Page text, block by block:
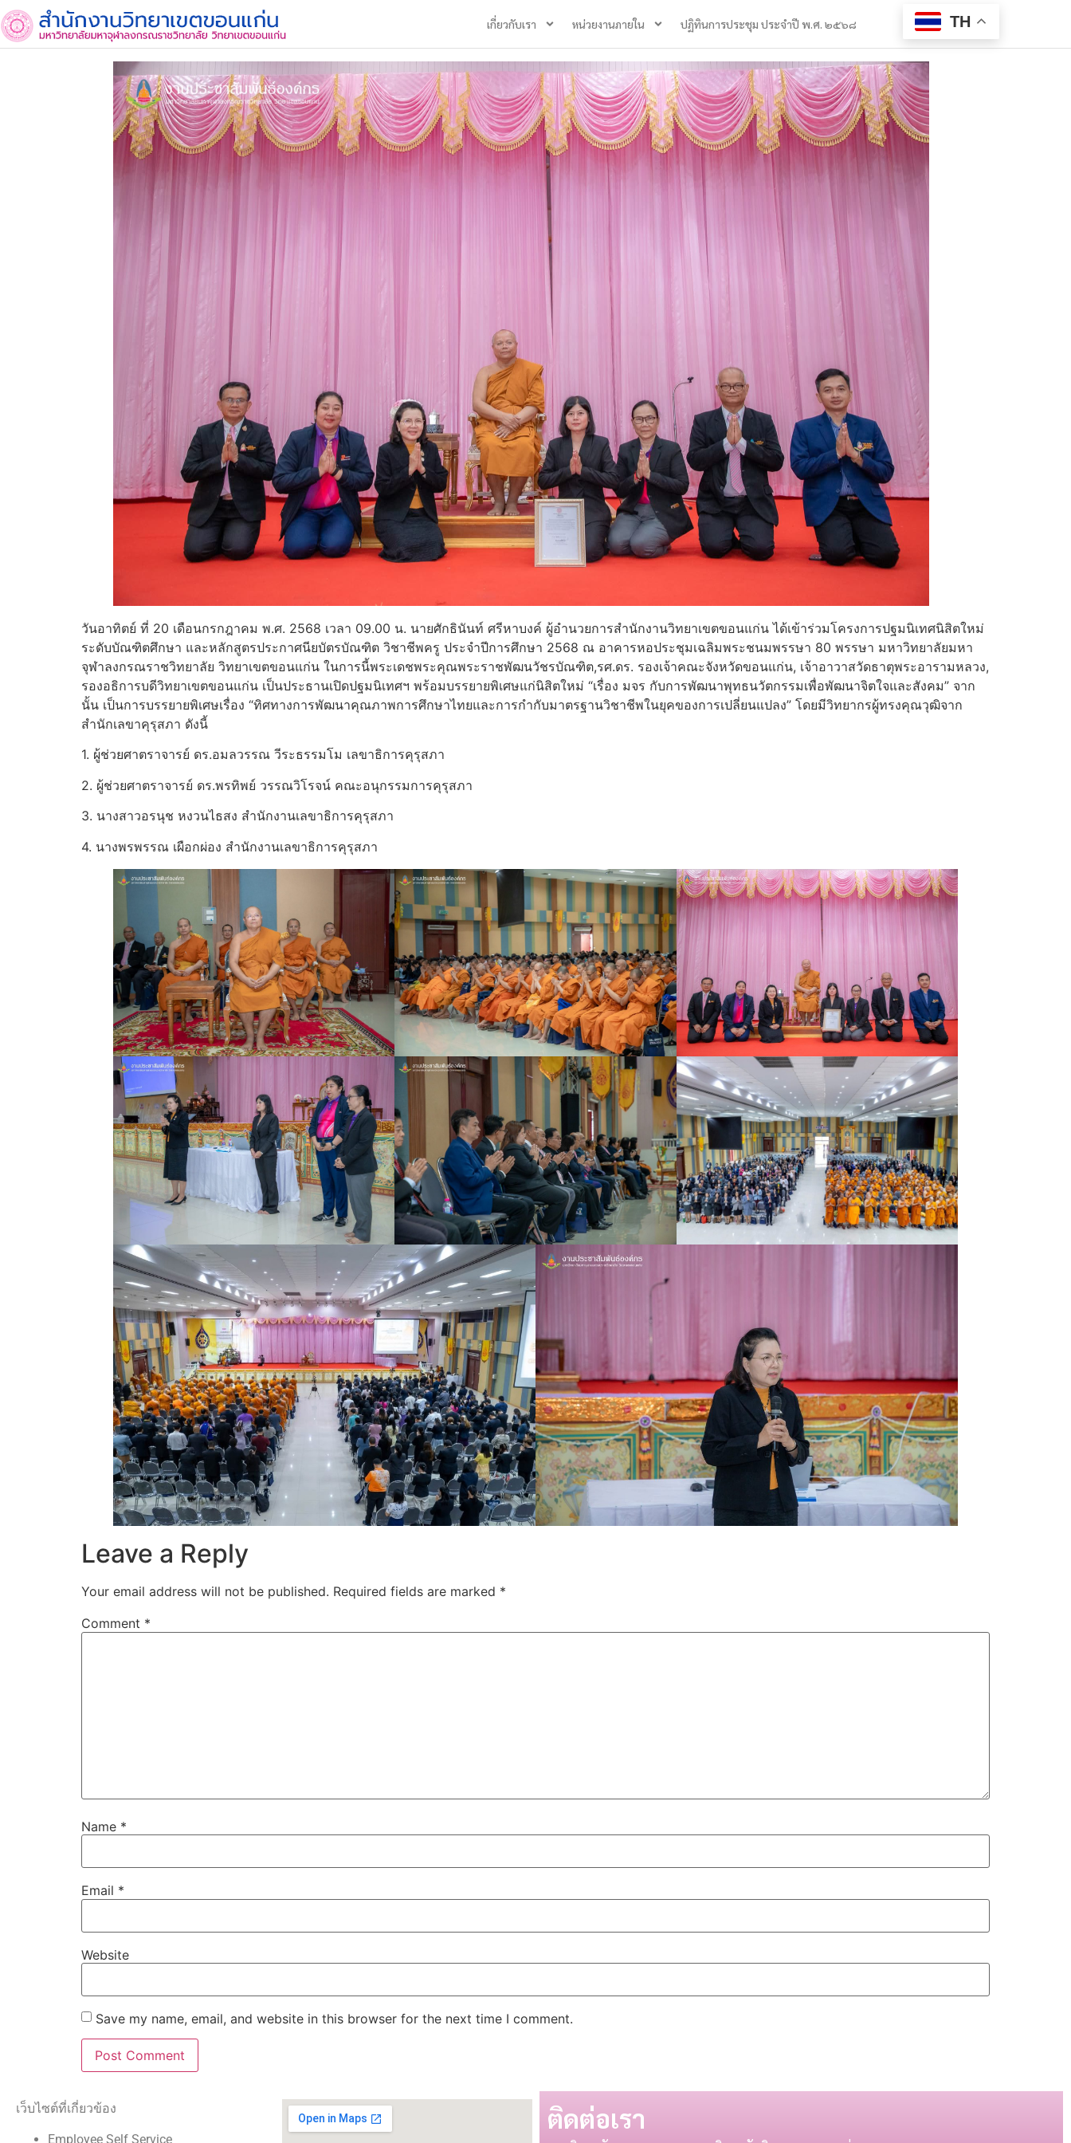
เกี่ยวกับเรา หน่วยงานภายใน ปฏิทินการประชุม ประจำปี พ.ศ. ๒๕๖๘ TH
วันอาทิตย์ ที่ 20 เดือนกรกฎาคม พ.ศ. 2568 เวลา 09.00 น. นายศักธินันท์ ศรีหาบงค์ ผู้อำนวยการสำนักงานวิทยาเขตขอนแก่น ได้เข้าร่วมโครงการปฐมนิเทศนิสิตใหม่
ระดับบัณฑิตศึกษา และหลักสูตรประกาศนียบัตรบัณฑิต วิชาชีพครู ประจำปีการศึกษา 2568 ณ อาคารหอประชุมเฉลิมพระชนมพรรษา 80 พรรษา มหาวิทยาลัยมหา
จุฬาลงกรณราชวิทยาลัย วิทยาเขตขอนแก่น ในการนี้พระเดชพระคุณพระราชพัฒนวัชรบัณฑิต,รศ.ดร. รองเจ้าคณะจังหวัดขอนแก่น, เจ้าอาวาสวัดธาตุพระอารามหลวง,
รองอธิการบดีวิทยาเขตขอนแก่น เป็นประธานเปิดปฐมนิเทศฯ พร้อมบรรยายพิเศษแก่นิสิตใหม่ “เรื่อง มจร กับการพัฒนาพุทธนวัตกรรมเพื่อพัฒนาจิตใจและสังคม” จาก
นั้น เป็นการบรรยายพิเศษเรื่อง “ทิศทางการพัฒนาคุณภาพการศึกษาไทยและการกำกับมาตรฐานวิชาชีพในยุคของการเปลี่ยนแปลง” โดยมีวิทยากรผู้ทรงคุณวุฒิจาก
สำนักเลขาคุรุสภา ดังนี้
1. ผู้ช่วยศาตราจารย์ ดร.อมลวรรณ วีระธรรมโม เลขาธิการคุรุสภา
2. ผู้ช่วยศาตราจารย์ ดร.พรทิพย์ วรรณวิโรจน์ คณะอนุกรรมการคุรุสภา
3. นางสาวอรนุช หงวนไธสง สำนักงานเลขาธิการคุรุสภา
4. นางพรพรรณ เผือกผ่อง สำนักงานเลขาธิการคุรุสภา
Leave a Reply
Your email address will not be published. Required fields are marked *
Comment *
Name *
Email *
Website
Save my name, email, and website in this browser for the next time I comment.
เว็บไซต์ที่เกี่ยวข้อง
Employee Self Service
ติดต่อเรา